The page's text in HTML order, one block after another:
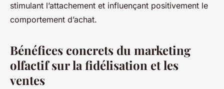
stimulant l’attachement et influençant positivement le
comportement d’achat.
Bénéfices concrets du marketing
olfactif sur la fidélisation et les
ventes